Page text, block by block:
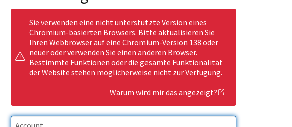
Sie verwenden eine nicht unterstützte Version eines
Chromium-basierten Browsers. Bitte aktualisieren Sie
Ihren Webbrowser auf eine Chromium-Version 138 oder
neuer oder verwenden Sie einen anderen Browser.
Bestimmte Funktionen oder die gesamte Funktionalität
der Website stehen möglicherweise nicht zur Verfügung.
Warum wird mir das angezeigt?